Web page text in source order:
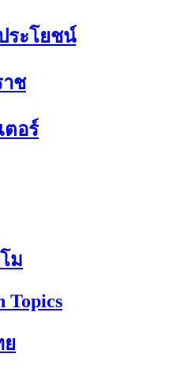
ระโยชน์
าช
ตอร์
ม
Topics
ย